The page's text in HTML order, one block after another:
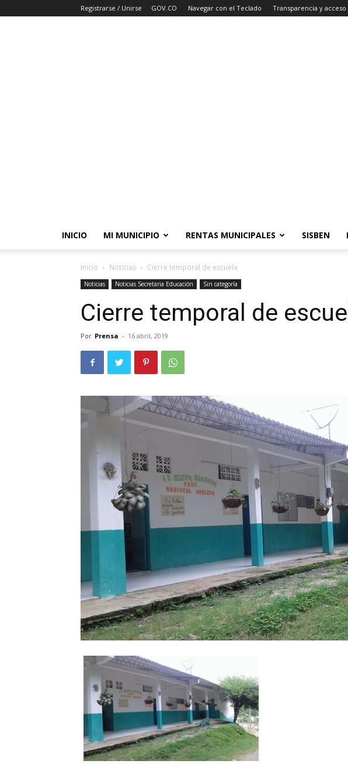
Registrarse / Unirse GOV.CO Navegar con el Teclado Transparencia y
INICIO MI MUNICIPIO RENTAS MUNICIPALES SISBEN
Inicio Noticias Cierre temporal de escuela
Noticias Noticias Secretaria Educación Sin categoría
Cierre temporal de
Por Prensa - 16 abril, 2019